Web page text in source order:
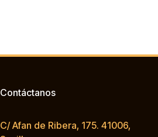
Contáctanos
C/ Afan de Ribera, 175. 41006,